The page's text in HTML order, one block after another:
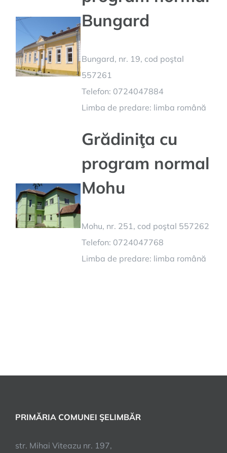
Bungard
Bungard, nr. 19, cod poştal
557261
Telefon: 0724047884
Limba de predare: limba română
Grădiniţa cu
program normal
Mohu
Mohu, nr. 251, cod poştal 557262
Telefon: 0724047768
Limba de predare: limba română
PRIMĂRIA COMUNEI ŞELIMBĂR
str. Mihai Viteazu nr. 197,